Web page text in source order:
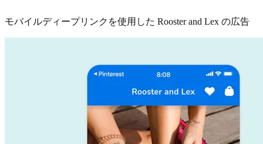
モバイルディープリンクを使用した Rooster and Lex の広告